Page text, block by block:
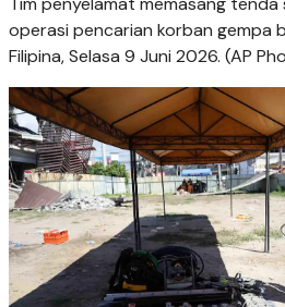
operasi pencarian korban gempa
Filipina, Selasa 9 Juni 2026. (AP